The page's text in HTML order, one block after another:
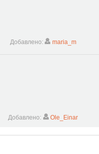
Добавлено: maria_m
Добавлено: Ole_Einar